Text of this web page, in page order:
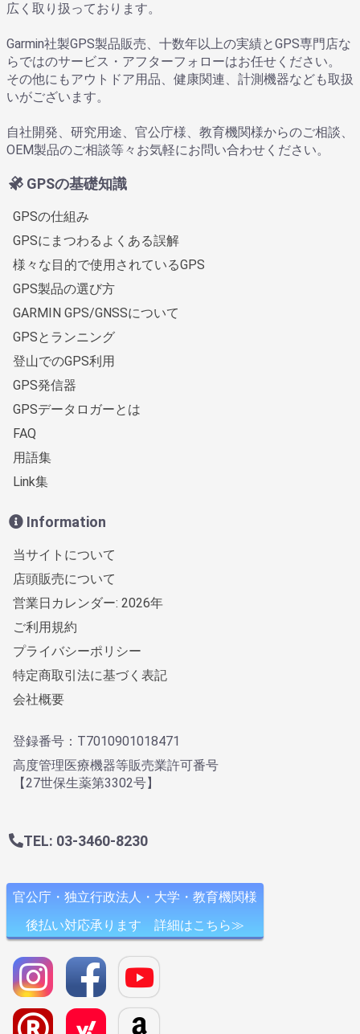
広く取り扱っております。
Garmin社製GPS製品販売、十数年以上の実績とGPS専門店な
らではのサービス・アフターフォローはお任せください。
その他にもアウトドア用品、健康関連、計測機器なども取扱
いがございます。
自社開発、研究用途、官公庁様、教育機関様からのご相談、
OEM製品のご相談等々お気軽にお問い合わせください。
GPSの基礎知識
GPSの仕組み
GPSにまつわるよくある誤解
様々な目的で使用されているGPS
GPS製品の選び方
GARMIN GPS/GNSSについて
GPSとランニング
登山でのGPS利用
GPS発信器
GPSデータロガーとは
FAQ
用語集
Link集
Information
当サイトについて
店頭販売について
営業日カレンダー: 2026年
ご利用規約
プライバシーポリシー
特定商取引法に基づく表記
会社概要
登録番号：T7010901018471
高度管理医療機器等販売業許可番号
【27世保生薬第3302号】
TEL: 03-3460-8230
官公庁・独立行政法人・大学・教育機関様
後払い対応承ります 詳細はこちら≫